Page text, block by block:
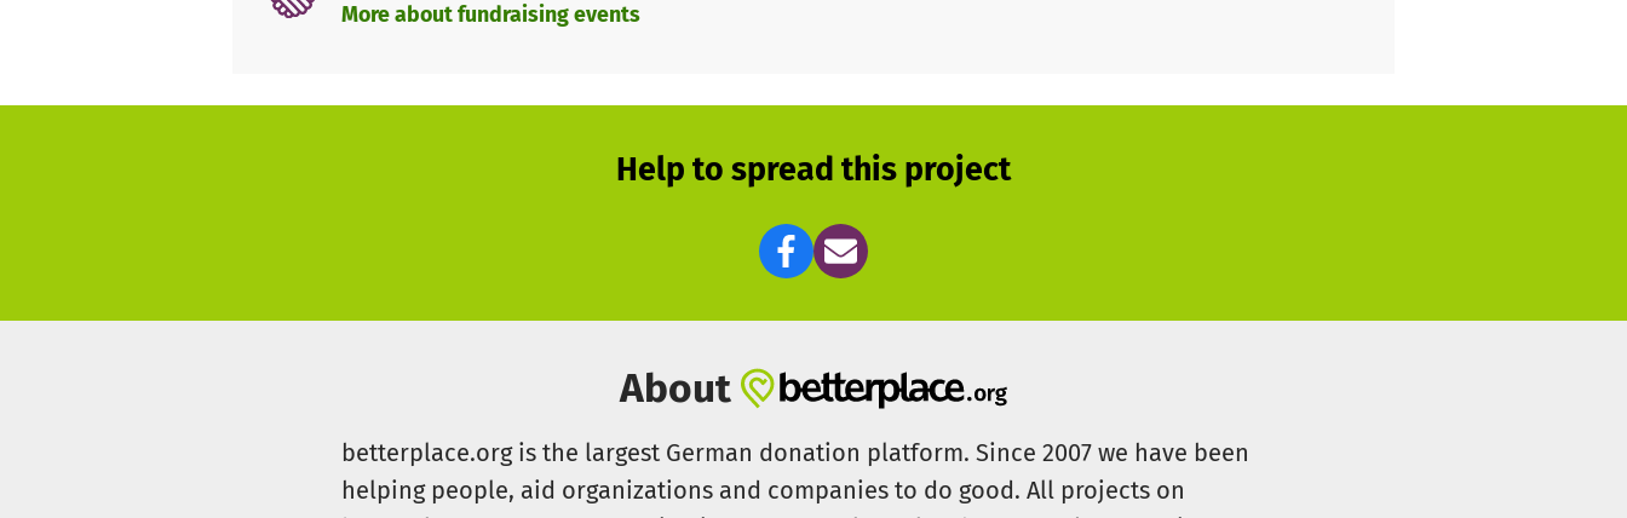
More about fundraising events
Help to spread this project
About
betterplace.org is the largest German donation platform. Since 2007 we have been
helping people, aid organizations and companies to do good. All projects on